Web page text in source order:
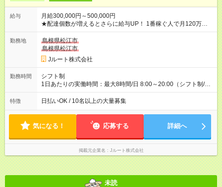
給与
月給300,000円～500,000円
★配達個数が増えるとさらに給与UP！ 1番稼ぐ人で月120万ほ
ど！ ・主要都市エリア 月収55万円／週5日稼働 月収65万~112
万円／週6日稼働 ・地方郊外エリア 月収40万円／週5日稼働 月
収40万円~50万円／週6日稼働 ＜モデルイメージ＞ ■月収50万
円 (27歳男性/江東区在住)※元建築関係 1日150個配達×25日勤務
(日休み) ■月収80万円(43歳男性/墨田区在住)※元営業 1日200個
勤務地
島根県松江市
島根県松江市
Jルート株式会社
勤務時間
シフト制
1日あたりの実働時間：最大8時間/日 8:00～20:00（シフト制/実
働8時間） ※週5日勤務（場所次第では週4も有り） ※配達状況に
よって時間外での勤務可能性有り ※案件により多少の前後あり
特徴 日払いOK / 10名以上の大量募集
気になる！ 応募する 詳細へ
掲載元企業名 Jルート株式会社
未読